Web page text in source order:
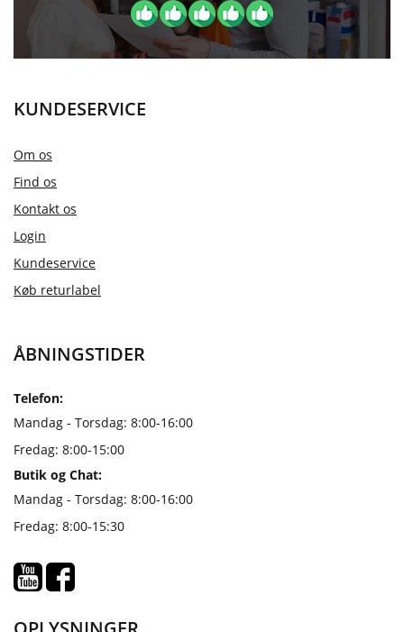
KUNDESERVICE
Om os
Find os
Kontakt os
Login
Kundeservice
Køb returlabel
ÅBNINGSTIDER
Telefon:
Mandag - Torsdag: 8:00-16:00
Fredag: 8:00-15:00
Butik og Chat:
Mandag - Torsdag: 8:00-16:00
Fredag: 8:00-15:30